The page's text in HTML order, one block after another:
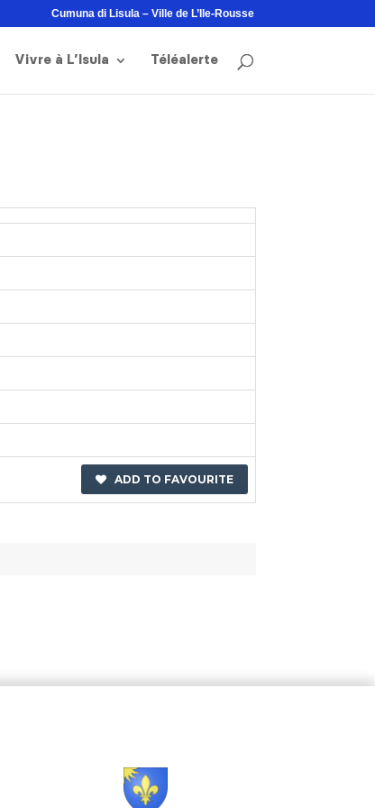
Cumuna di Lisula – Ville de L’Ile-Rousse
Vivre à L’Isula Téléalerte
ADD TO FAVOURITE